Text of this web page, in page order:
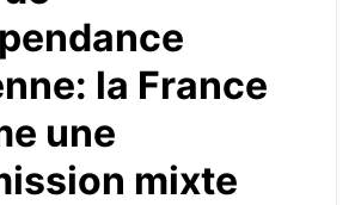
la France
une
mixte